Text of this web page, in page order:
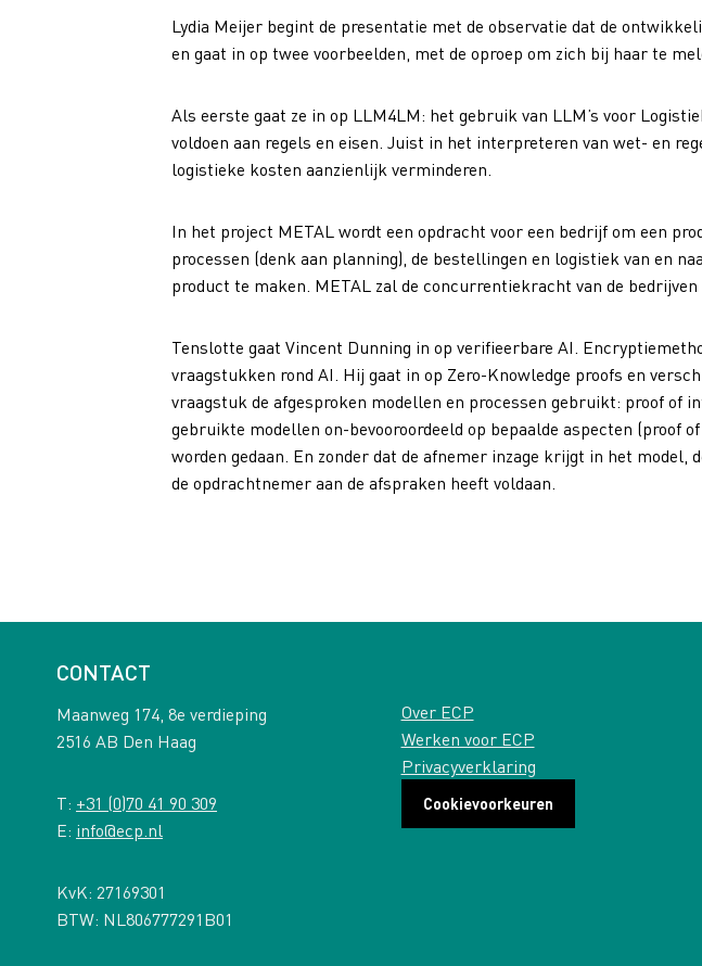
Lydia Meijer begint de presentatie met de observatie dat de
en gaat in op twee voorbeelden, met de oproep om zich bij haar te
Als eerste gaat ze in op LLM4LM: het gebruik van LLM’s voor
voldoen aan regels en eisen. Juist in het interpreteren van wet- en
logistieke kosten aanzienlijk verminderen.
In het project METAL wordt een opdracht voor een bedrijf om een
processen (denk aan planning), de bestellingen en logistiek van en
product te maken. METAL zal de concurrentiekracht van de
Tenslotte gaat Vincent Dunning in op verifieerbare AI.
vraagstukken rond AI. Hij gaat in op Zero-Knowledge proofs en
vraagstuk de afgesproken modellen en processen gebruikt: proof of
gebruikte modellen on-bevooroordeeld op bepaalde aspecten (proof
worden gedaan. En zonder dat de afnemer inzage krijgt in het
de opdrachtnemer aan de afspraken heeft voldaan.
CONTACT
Maanweg 174, 8e verdieping
2516 AB Den Haag
T: +31 (0)70 41 90 309
E: info@ecp.nl
KvK: 27169301
BTW: NL806777291B01
Over ECP
Werken voor ECP
Privacyverklaring
Cookievoorkeuren